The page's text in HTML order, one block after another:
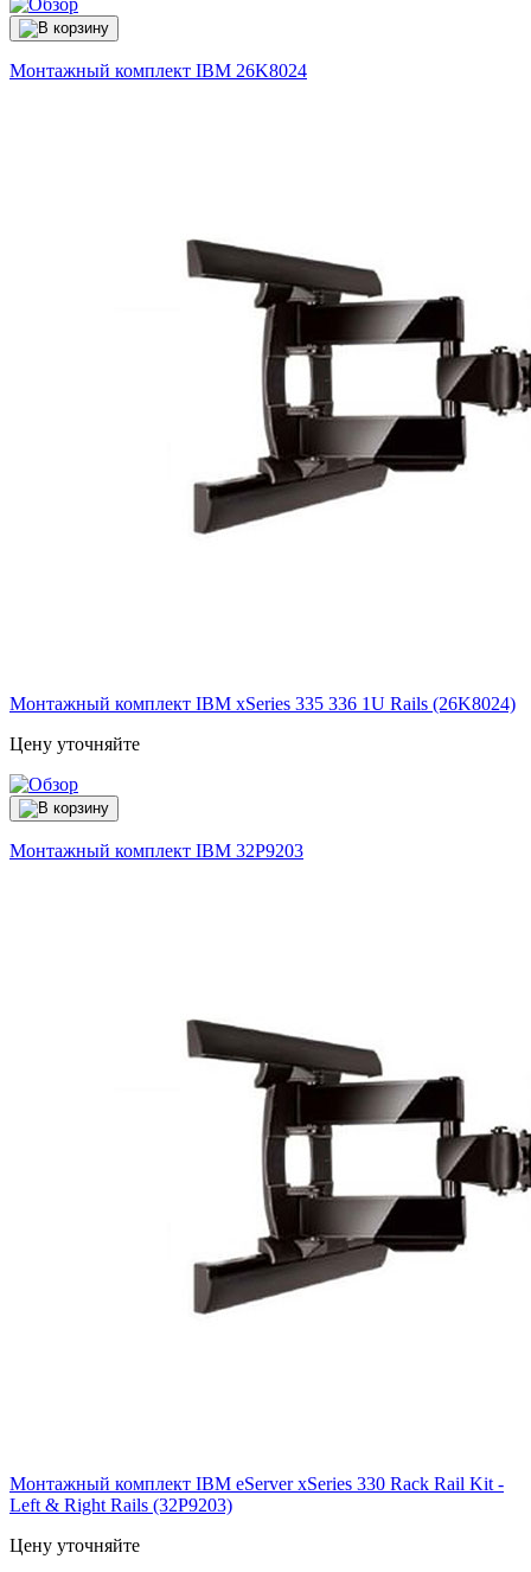
Монтажный комплект IBM 26K8024
Монтажный комплект IBM xSeries 335 336 1U Rails (26K8024)
Цену уточняйте
Монтажный комплект IBM 32P9203
Монтажный комплект IBM eServer xSeries 330 Rack Rail Kit -
Left & Right Rails (32P9203)
Цену уточняйте